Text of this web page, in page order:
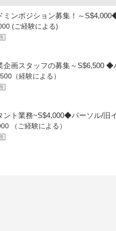
ミンポジション募集！～
(ご経験による)
企画スタッフの募集～S$6,500 ◆
（経験による）
ント業務~S$4,000◆パーソル/旧
（ご経験による）